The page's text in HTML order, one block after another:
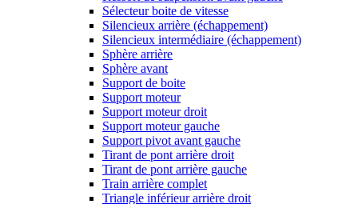
Sélecteur boite de vitesse
Silencieux arrière (échappement)
Silencieux intermédiaire (échappement)
Sphère arrière
Sphère avant
Support de boite
Support moteur
Support moteur droit
Support moteur gauche
Support pivot avant gauche
Tirant de pont arrière droit
Tirant de pont arrière gauche
Train arrière complet
Triangle inférieur arrière droit